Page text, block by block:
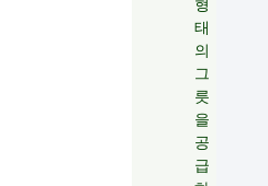
태
의
그
릇
을
공
급